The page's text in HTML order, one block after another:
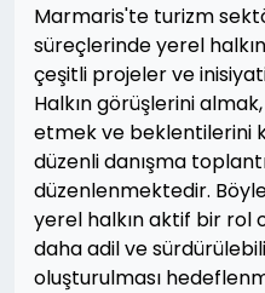
Marmaris'te turizm
süreçlerinde yerel halkın
çeşitli projeler ve
Halkın görüşlerini
etmek ve beklentilerini
düzenli danışma
düzenlenmektedir.
yerel halkın aktif bir rol
daha adil ve
oluşturulması